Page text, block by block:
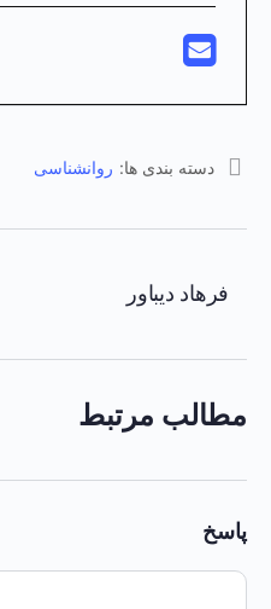
دسته بندی ها: روانشناسی
فرهاد دیباور
مطالب مرتبط
پاسخ